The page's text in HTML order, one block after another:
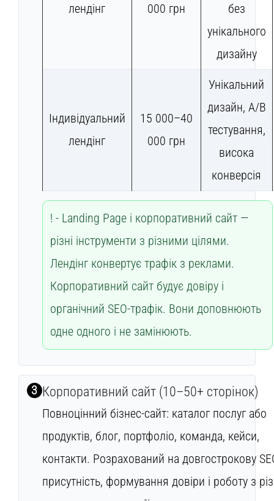
лендінг
000 грн
без
унікального
дизайну
Індивідуальний
лендінг
15 000–40
000 грн
Унікальний
дизайн, A/B
тестування,
висока
конверсія
Landing Page і корпоративний сайт —
різні інструменти з різними цілями.
Лендінг конвертує трафік з реклами.
Корпоративний сайт будує довіру і
органічний SEO-трафік. Вони доповнюють
одне одного і не замінюють.
3 Корпоративний сайт (10–50+ сторінок)
Повноцінний бізнес-сайт: каталог послуг або
продуктів, блог, портфоліо, команда, кейси,
контакти. Розрахований на довгострокову
присутність, формування довіри і роботу з